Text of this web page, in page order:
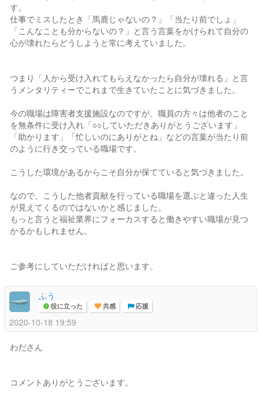
す。
仕事でミスしたとき「馬鹿じゃないの？」「当たり前でしょ」
「こんなことも分からないの？」と言う言葉をかけられて自分の
心が壊れたらどうしようと常に考えていました。
つまり「人から受け入れてもらえなかったら自分が壊れる」と言
うメンタリティーでこれまで生きていたことに気づきました。
今の職場は障害者支援施設なのですが、職員の方々は他者のこと
を無条件に受け入れ「○○していただきありがとうございます」
「助かります」「忙しいのにありがとね」などの言葉が当たり前
のように行き交っている職場です。
こうした環境があるからこそ自分が保てていると気づきました。
なので、こうした他者貢献を行っている職場を選ぶと違った人生
が見えてくるのではないかと感じました。
もっと言うと福祉業界にフォーカスすると働きやすい職場が見つ
かるかもしれません。
ご参考にしていただければと思います。
ふう
役に立った 共感 応援
2020-10-18 19:59
わださん
コメントありがとうございます。